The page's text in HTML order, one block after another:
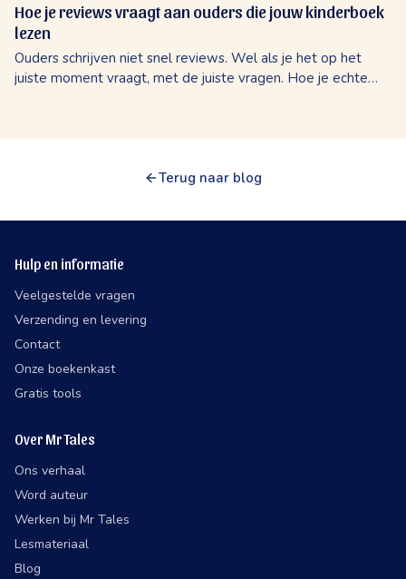
Hoe je reviews vraagt aan ouders die jouw kinderboek
lezen
Ouders schrijven niet snel reviews. Wel als je het op het
juiste moment vraagt, met de juiste vragen. Hoe je echte
Terug naar blog
Hulp en informatie
Veelgestelde vragen
Verzending en levering
Contact
Onze boekenkast
Gratis tools
Over Mr Tales
Ons verhaal
Word auteur
Werken bij Mr Tales
Lesmateriaal
Blog